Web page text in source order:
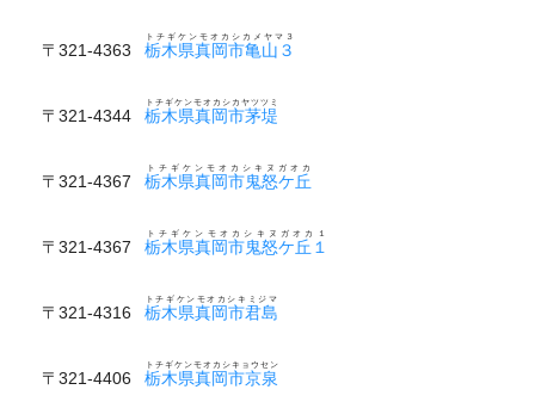
〒321-4363 栃木県真岡市亀山３
トチギケンモオカシカメヤマ３
〒321-4344 栃木県真岡市茅堤
トチギケンモオカシカヤツツミ
〒321-4367 栃木県真岡市鬼怒ケ丘
トチギケンモオカシキヌガオカ
〒321-4367 栃木県真岡市鬼怒ケ丘１
トチギケンモオカシキヌガオカ１
〒321-4316 栃木県真岡市君島
トチギケンモオカシキミジマ
〒321-4406 栃木県真岡市京泉
トチギケンモオカシキョウセン